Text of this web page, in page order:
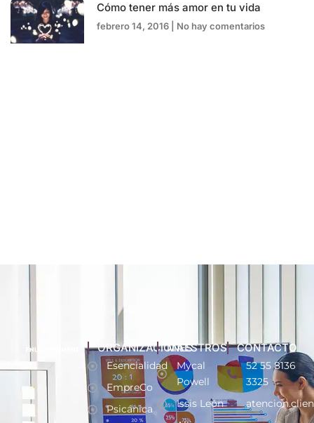
Cómo tener más amor en tu vida
febrero 14, 2016 No hay comentarios
ORGANIZACIONES
Esencialidad
EmpreCo
Psicánica
MAESTROS
Mycal
Powell
Issis León
CONTACTO
52 55 8136
3325